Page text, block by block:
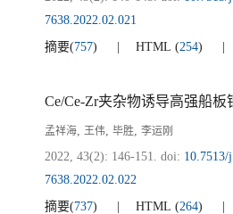
7638.2022.02.021
摘要(757) HTML (254)
孟祥海, 王伟, 毕胜, 李运刚
2022, 43(2): 146-151. doi: 10.7513/
7638.2022.02.022
摘要(737) HTML (264)